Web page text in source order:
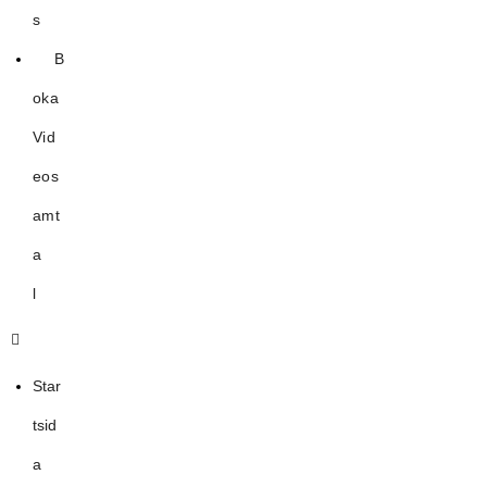
s
B
oka
Vid
eos
amt
a
l
Star
tsid
a